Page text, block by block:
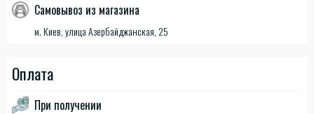
Самовывоз из магазина
м. Киев, улица Азербайджанская, 25
Оплата
При получении